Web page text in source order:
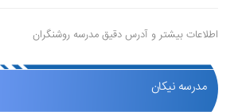
اطلاعات بیشتر و آدرس دقیق مدرسه روشنگران
مدرسه نیکان